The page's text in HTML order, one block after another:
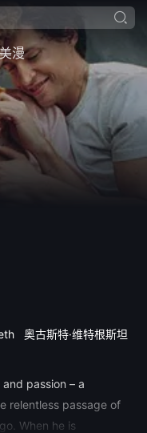
美漫
奥古斯特·维特根斯坦
passion – a
relentless passage of
When he is